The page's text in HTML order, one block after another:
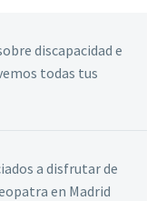
discapacidad e
todas tus
a disfrutar de
en Madrid